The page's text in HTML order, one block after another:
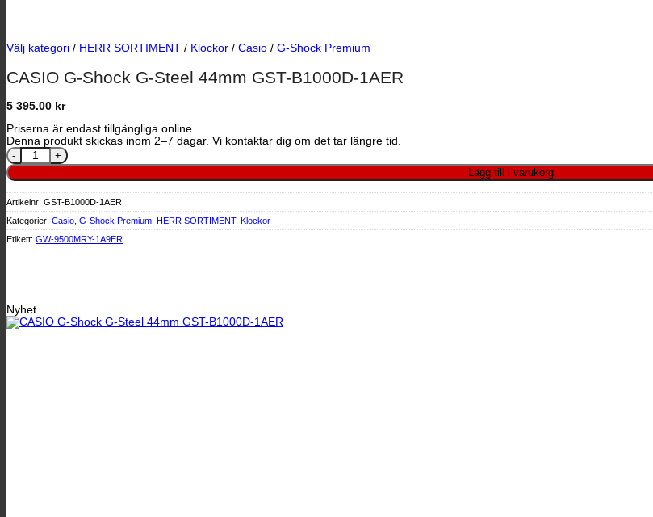
Välj kategori / HERR SORTIMENT / Klockor / Casio / G-Shock Premium
CASIO G-Shock G-Steel 44mm GST-B1000D-1AER
5 395.00 kr
Priserna är endast tillgängliga online
Denna produkt skickas inom 2–7 dagar. Vi kontaktar dig om det tar längre tid.
CASIO G-Shock G-Steel 44mm GST-B1000D-1AER mängd
Lägg till i varukorg
Artikelnr: GST-B1000D-1AER
Kategorier: Casio G-Shock Premium HERR SORTIMENT, Klockor
Etikett: GW-9500MRY-1A9ER
Nyhet